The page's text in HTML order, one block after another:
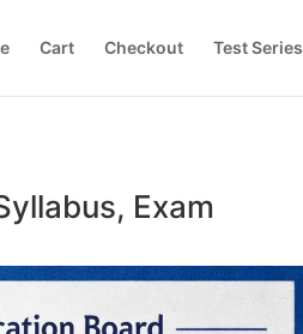
Cart Checkout Test Series
Exam